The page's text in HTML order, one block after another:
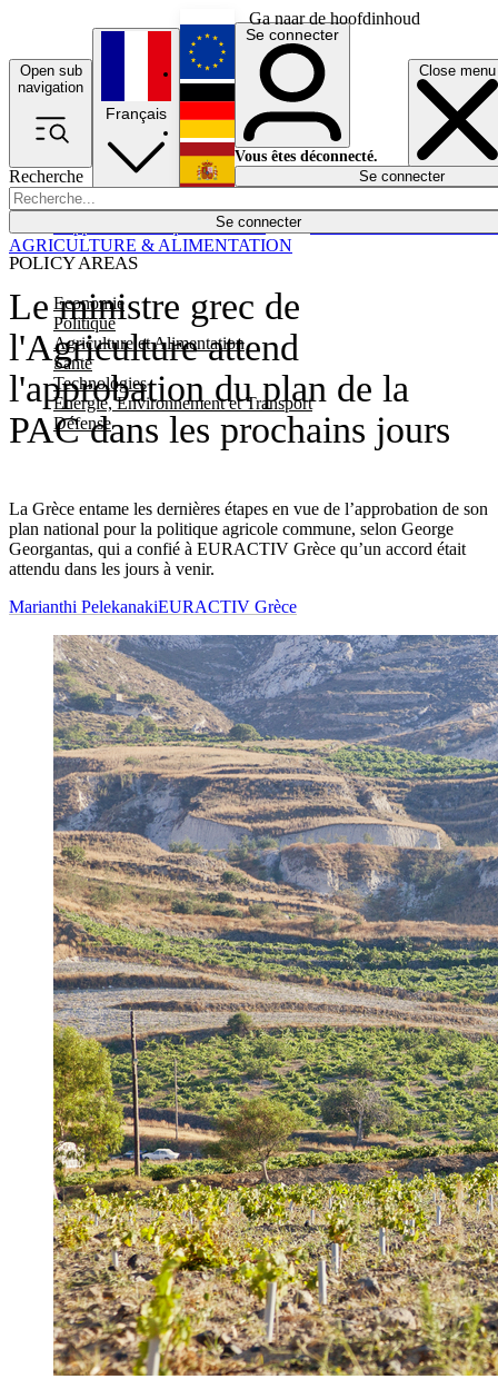
Ga naar de hoofdinhoud
Open sub
navigation
Close menu
Recherche
Se connecter
POLICY AREAS
Economie
Politique
Agriculture et Alimentation
Santé
Technologies
Energie, Environnement et Transport
Défense
Économie
Français
English
Deutsch
Español
Se connecter
Vous êtes déconnecté.
Se connecter
Le ministre grec de
l'Agriculture attend
l'approbation du plan de la
PAC dans les prochains jours
La Grèce entame les dernières étapes en vue de l’approbation de son
plan national pour la politique agricole commune, selon George
Georgantas, qui a confié à EURACTIV Grèce qu’un accord était
attendu dans les jours à venir.
AGRICULTURE & ALIMENTATION
Marianthi PelekanakiEURACTIV Grèce